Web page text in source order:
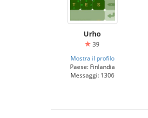
Urho
39
Mostra il profilo
Paese: Finlandia
Messaggi: 1306